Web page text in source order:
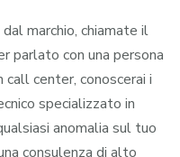
marchio, chiamate il
parlato con una persona
call center, conoscerai i
specializzato in
anomalia sul tuo
consulenza di alto